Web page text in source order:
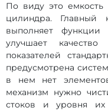
По виду это
цилиндра. Главный
выполняет
улучшает
показателей
предусмотрена
в нем нет
механизм нужно
стоков и уровня их